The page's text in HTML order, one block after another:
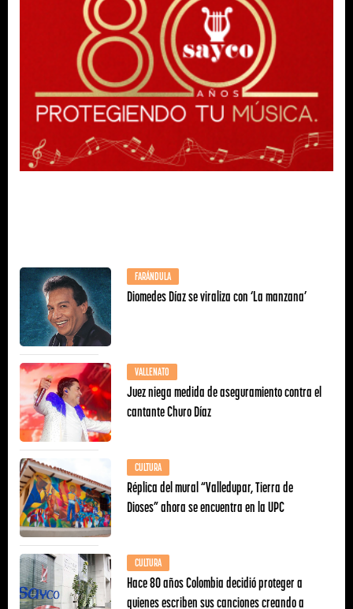
FARÁNDULA
Diomedes Díaz se viraliza con ‘La manzana’
VALLENATO
Juez niega medida de aseguramiento contra el
cantante Churo Díaz
CULTURA
Réplica del mural “Valledupar, Tierra de
Dioses” ahora se encuentra en la UPC
CULTURA
Hace 80 años Colombia decidió proteger a
quienes escriben sus canciones creando a